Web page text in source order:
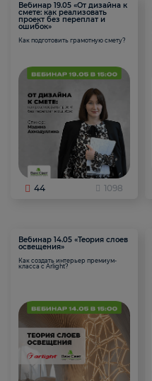
Вебинар 19.05 «От дизайна к
смете: как реализовать
проект без переплат и
ошибок»
Как подготовить грамотную смету?
44 1098
Вебинар 14.05 «Теория слоев
освещения»
Как создать интерьер премиум-
класса с Arlight?